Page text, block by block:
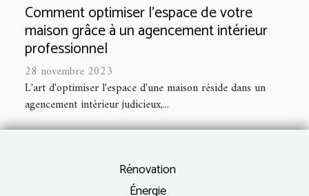
Comment optimiser l'espace de votre
maison grâce à un agencement intérieur
professionnel
28 novembre 2023
L'art d'optimiser l'espace d'une maison réside dans un
agencement intérieur judicieux,...
Rénovation
Énergie